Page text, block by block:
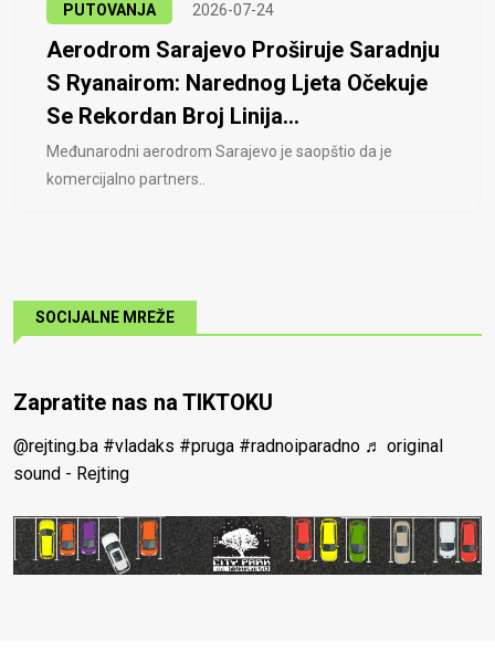
PUTOVANJA 2026-07-24
Aerodrom Sarajevo Proširuje Saradnju
S Ryanairom: Narednog Ljeta Očekuje
Se Rekordan Broj Linija...
Međunarodni aerodrom Sarajevo je saopštio da je
komercijalno partners..
SOCIJALNE MREŽE
Zapratite nas na TIKTOKU
@rejting.ba #vladaks #pruga #radnoiparadno ♬ original
sound - Rejting